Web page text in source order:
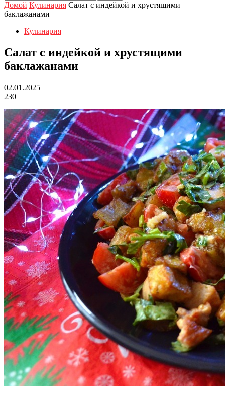
Домой Кулинария Салат с индейкой и хрустящими
баклажанами
Кулинария
Салат с индейкой и хрустящими
баклажанами
02.01.2025
230